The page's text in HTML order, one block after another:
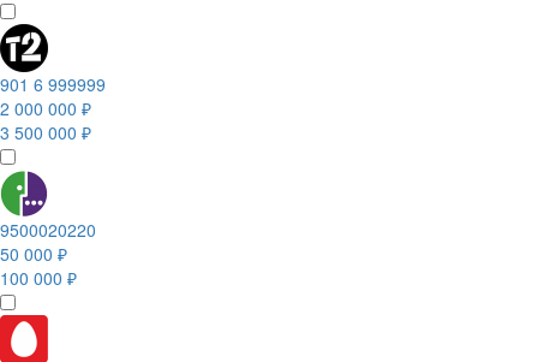
901 6 999999
2 000 000 ₽
3 500 000 ₽
9500020220
50 000 ₽
100 000 ₽